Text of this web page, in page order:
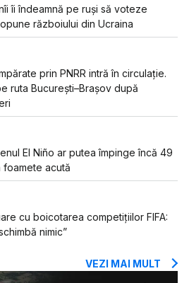
îi îndeamnă pe ruși să voteze
războiului din Ucraina
prin PNRR intră în circulație.
ruta București–Brașov după
El Niño ar putea împinge încă 49
foamete acută
cu boicotarea competițiilor FIFA:
nimic”
VEZI MAI MULT